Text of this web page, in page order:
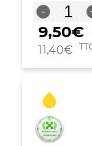
-
de
Pack
4
T1301
/
T1302
/
9,50€
11,40€